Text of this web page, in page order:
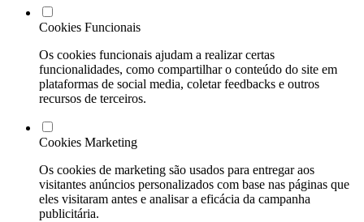
Cookies Funcionais
Os cookies funcionais ajudam a realizar certas
funcionalidades, como compartilhar o conteúdo do site em
plataformas de social media, coletar feedbacks e outros
recursos de terceiros.
Cookies Marketing
Os cookies de marketing são usados para entregar aos
visitantes anúncios personalizados com base nas páginas que
eles visitaram antes e analisar a eficácia da campanha
publicitária.